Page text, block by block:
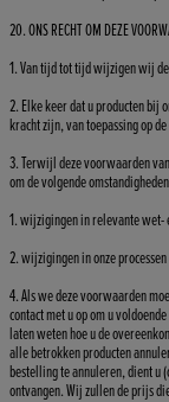
20. ONS RECHT OM DEZE
1. Van tijd tot tijd wijzigen wij
2. Elke keer dat u producten bij
kracht zijn, van toepassing op
3. Terwijl deze voorwaarden
om de volgende
1. wijzigingen in relevante wet-
2. wijzigingen in onze
4. Als we deze voorwaarden
contact met u op om u
laten weten hoe u de
alle betrokken producten
bestelling te annuleren, dient u
ontvangen. Wij zullen de prijs